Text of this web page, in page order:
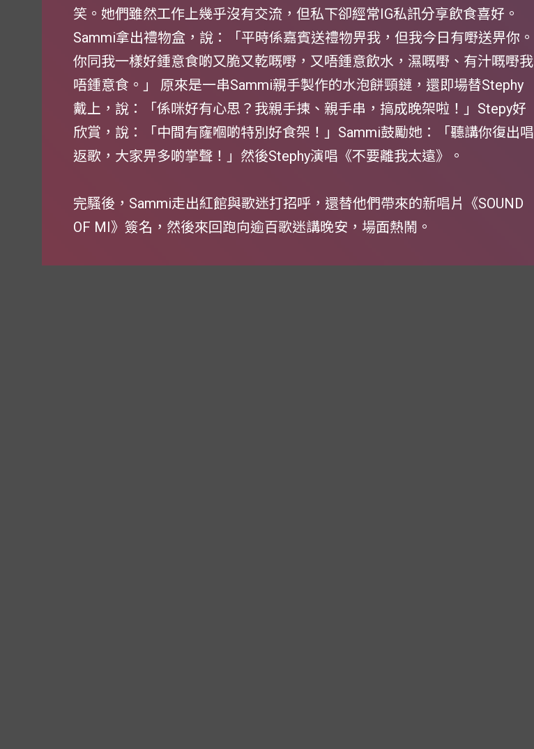
笑。她們雖然工作上幾乎沒有交流，但私下卻經常IG私訊分享飲食喜好。
Sammi拿出禮物盒，說：「平時係嘉賓送禮物畀我，但我今日有嘢送畀你。
你同我一樣好鍾意食啲又脆又乾嘅嘢，又唔鍾意飲水，濕嘅嘢、有汁嘅嘢我
唔鍾意食。」 原來是一串Sammi親手製作的水泡餅頸鏈，還即場替Stephy
戴上，說：「係咪好有心思？我親手揀、親手串，搞成晚架啦！」Stepy好
欣賞，說：「中間有窿嗰啲特別好食架！」Sammi鼓勵她：「聽講你復出唱
返歌，大家畀多啲掌聲！」然後Stephy演唱《不要離我太遠》。
完騷後，Sammi走出紅館與歌迷打招呼，還替他們帶來的新唱片《SOUND
OF MI》簽名，然後來回跑向逾百歌迷講晚安，場面熱鬧。